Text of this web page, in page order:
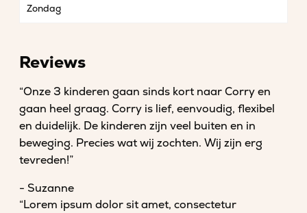
Zondag
Reviews
“Onze 3 kinderen gaan sinds kort naar Corry en
gaan heel graag. Corry is lief, eenvoudig, flexibel
en duidelijk. De kinderen zijn veel buiten en in
beweging. Precies wat wij zochten. Wij zijn erg
tevreden!”
- Suzanne
“Lorem ipsum dolor sit amet, consectetur